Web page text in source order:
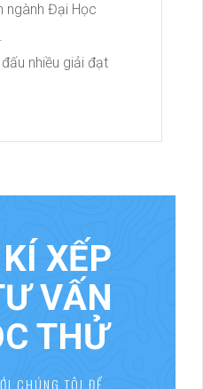
ngành Đại Học
nhiều giải đạt
XẾP
VẤN
THỬ
CHÚNG TÔI ĐỂ